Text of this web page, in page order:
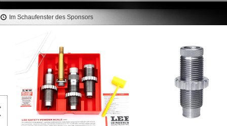
Im Schaufenster des Sponsors
79,50 € 59,80 €